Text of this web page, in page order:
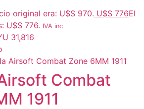
original era: U$S 970. U$S 776El
U$S 776. IVA inc
31,816
Combat
1911